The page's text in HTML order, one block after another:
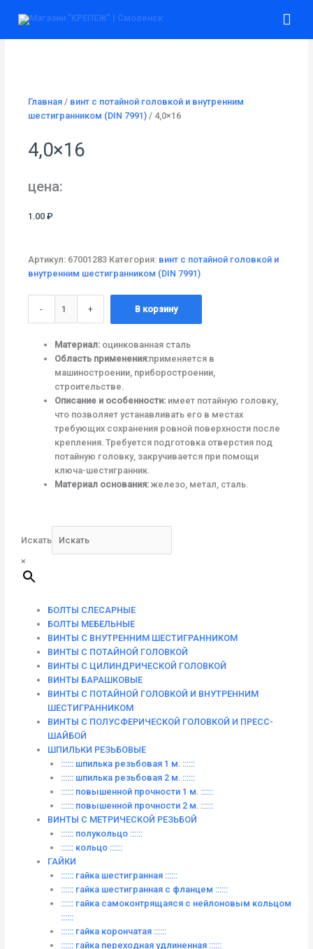
Главная/ винт с потайной головкой и внутренним
шестигранником (DIN 7991)/ 4,0×16
4,0×16
цена:
1.00 ₽
Артикул: 67001283 Категория: винт с потайной головкой и
внутренним шестигранником (DIN 7991)
- + В корзину
Материал:оцинкованная сталь
Область применения:применяется в
машиностроении, приборостроении,
строительстве.
Описание и особенности:имеет потайную головку,
что позволяет устанавливать его в местах
требующих сохранения ровной поверхности после
крепления. Требуется подготовка отверстия под
потайную головку, закручивается при помощи
ключа-шестигранник.
Материал основания:железо, метал, сталь.
Искать
×
БОЛТЫ СЛЕСАРНЫЕ
БОЛТЫ МЕБЕЛЬНЫЕ
ВИНТЫ С ВНУТРЕННИМ ШЕСТИГРАННИКОМ
ВИНТЫ С ПОТАЙНОЙ ГОЛОВКОЙ
ВИНТЫ С ЦИЛИНДРИЧЕСКОЙ ГОЛОВКОЙ
ВИНТЫ БАРАШКОВЫЕ
ВИНТЫ С ПОТАЙНОЙ ГОЛОВКОЙ И ВНУТРЕННИМ
ШЕСТИГРАННИКОМ
ВИНТЫ С ПОЛУСФЕРИЧЕСКОЙ ГОЛОВКОЙ И ПРЕСС-
ШАЙБОЙ
ШПИЛЬКИ РЕЗЬБОВЫЕ
:::::: шпилька резьбовая 1 м. ::::::
:::::: шпилька резьбовая 2 м. ::::::
:::::: повышенной прочности 1 м. ::::::
:::::: повышенной прочности 2 м. ::::::
ВИНТЫ C МЕТРИЧЕСКОЙ РЕЗЬБОЙ
:::::: полукольцо ::::::
:::::: кольцо ::::::
ГАЙКИ
:::::: гайка шестигранная ::::::
:::::: гайка шестигранная с фланцем ::::::
:::::: гайка самоконтрящаяся с нейлоновым кольцом
::::::
:::::: гайка корончатая ::::::
:::::: гайка переходная удлиненная ::::::